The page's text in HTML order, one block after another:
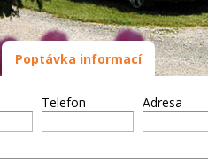
Poptávka informací
Telefon Adresa